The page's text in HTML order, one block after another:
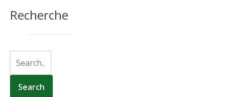
Recherche